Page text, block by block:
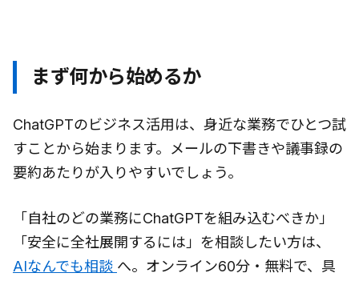
まず何から始めるか
ChatGPTのビジネス活用は、身近な業務でひとつ試
すことから始まります。メールの下書きや議事録の
要約あたりが入りやすいでしょう。
「自社のどの業務にChatGPTを組み込むべきか」
「安全に全社展開するには」を相談したい方は、
AIなんでも相談 へ。オンライン60分・無料で、具